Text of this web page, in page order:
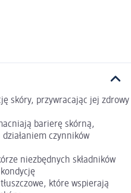
skóry, przywracając jej zdrowy
barierę skórną,
czynników
niezbędnych składników
które wspierają